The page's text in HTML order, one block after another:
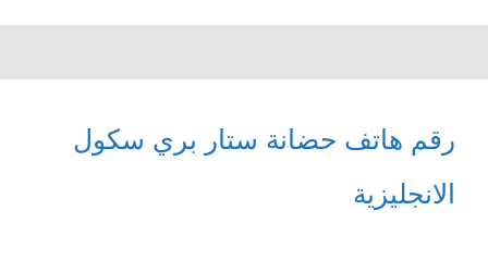
رقم هاتف حضانة ستار بري سكول
الانجليزية